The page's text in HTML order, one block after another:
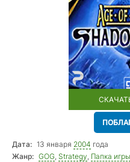
Дата: 13 января 2004 года
Жанр: GOG, Strategy, Папка игры